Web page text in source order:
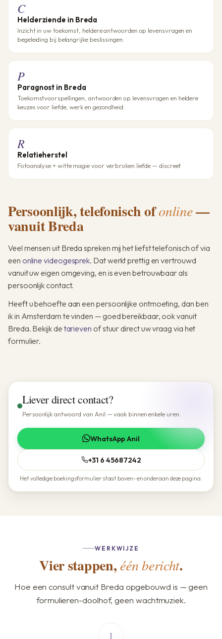
C
Helderziende in Breda
Inzicht in uw toekomst, heldere antwoorden op levensvragen en
begeleiding bij belangrijke beslissingen.
P
Paragnost in Breda
Toekomstvoorspellingen, antwoorden op levensvragen en heldere
keuzes voor liefde, werk en gezondheid.
R
Relatieherstel
Fotoanalyse + witte magie voor verbroken liefde — discreet
Persoonlijk, telefonisch ofonline—
vanuit Breda
Veel mensen uit Breda spreken mij het liefst telefonisch of via
een online videogesprek. Dat werkt prettig en vertrouwd
vanuit uw eigen omgeving, en is even betrouwbaar als
persoonlijk contact.
Heeft u behoefte aan een persoonlijke ontmoeting, dan ben
ik in Amsterdam te vinden — goed bereikbaar, ook vanuit
Breda. Bekijk de tarieven of stuur direct uw vraag via het
formulier.
Liever direct contact?
Persoonlijk antwoord van Anil — vaak binnen enkele uren.
WhatsApp Anil
+31 6 45687242
Het volledige boekingsformulier staat boven- en onderaan deze pagina.
WERKWIJZE
Vier stappen,één bericht.
Hoe een consult vanuit Breda opgebouwd is — geen
formulieren-doolhof, geen wachtmuziek.